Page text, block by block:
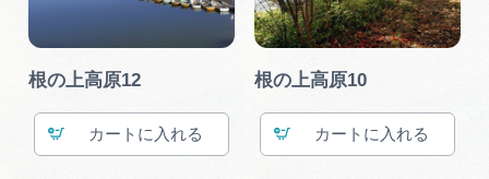
根の上高原12
カート
根の上高原10
カート